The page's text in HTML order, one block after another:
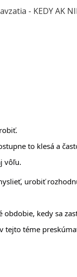
to klesá a
vôľu.
urobiť
kedy sa
tejto téme